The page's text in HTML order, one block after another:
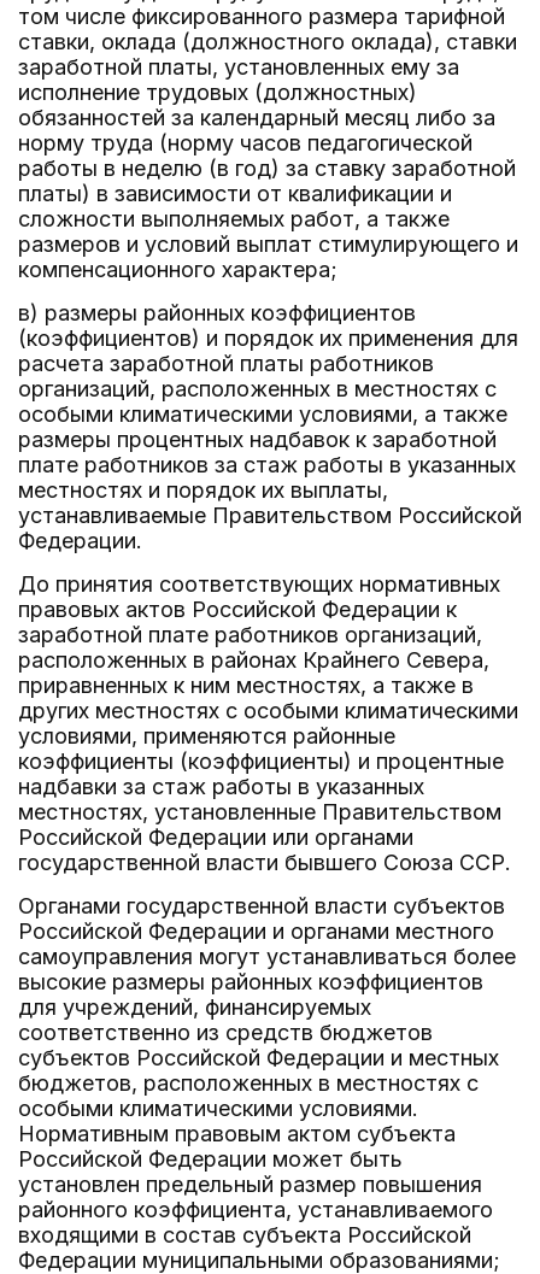
том числе фиксированного размера тарифной
ставки, оклада (должностного оклада), ставки
заработной платы, установленных ему за
исполнение трудовых (должностных)
обязанностей за календарный месяц либо за
норму труда (норму часов педагогической
работы в неделю (в год) за ставку заработной
платы) в зависимости от квалификации и
сложности выполняемых работ, а также
размеров и условий выплат стимулирующего и
компенсационного характера;
в) размеры районных коэффициентов
(коэффициентов) и порядок их применения для
расчета заработной платы работников
организаций, расположенных в местностях с
особыми климатическими условиями, а также
размеры процентных надбавок к заработной
плате работников за стаж работы в указанных
местностях и порядок их выплаты,
устанавливаемые Правительством Российской
Федерации.
До принятия соответствующих нормативных
правовых актов Российской Федерации к
заработной плате работников организаций,
расположенных в районах Крайнего Севера,
приравненных к ним местностях, а также в
других местностях с особыми климатическими
условиями, применяются районные
коэффициенты (коэффициенты) и процентные
надбавки за стаж работы в указанных
местностях, установленные Правительством
Российской Федерации или органами
государственной власти бывшего Союза ССР.
Органами государственной власти субъектов
Российской Федерации и органами местного
самоуправления могут устанавливаться более
высокие размеры районных коэффициентов
для учреждений, финансируемых
соответственно из средств бюджетов
субъектов Российской Федерации и местных
бюджетов, расположенных в местностях с
особыми климатическими условиями.
Нормативным правовым актом субъекта
Российской Федерации может быть
установлен предельный размер повышения
районного коэффициента, устанавливаемого
входящими в состав субъекта Российской
Федерации муниципальными образованиями;